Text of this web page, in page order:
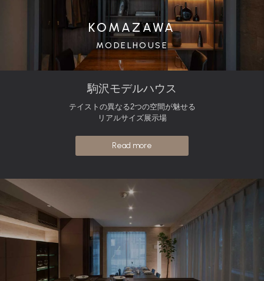
KOMAZAWA
MODELHOUSE
駒沢モデルハウス
テイストの異なる2つの空間が魅せる
リアルサイズ展示場
Read more